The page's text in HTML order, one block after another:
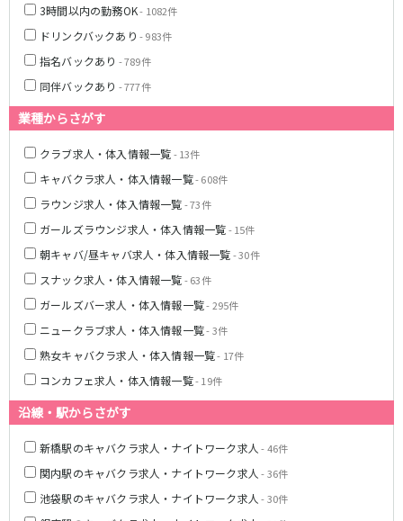
3時間以内の勤務OK- 1082件
ドリンクバックあり - 983件
指名バックあり - 789件
同伴バックあり - 777件
業種からさがす
クラブ求人・体入情報一覧- 13件
キャバクラ求人・体入情報一覧- 608件
ラウンジ求人・体入情報一覧- 73件
ガールズラウンジ求人・体入情報一覧- 15件
朝キャバ/昼キャバ求人・体入情報一覧- 30件
スナック求人・体入情報一覧- 63件
ガールズバー求人・体入情報一覧- 295件
ニュークラブ求人・体入情報一覧- 3件
熟女キャバクラ求人・体入情報一覧- 17件
コンカフェ求人・体入情報一覧- 19件
沿線・駅からさがす
新橋駅のキャバクラ求人・ナイトワーク求人 - 46件
関内駅のキャバクラ求人・ナイトワーク求人 - 36件
池袋駅のキャバクラ求人・ナイトワーク求人 - 30件
桐生
該当求人 0 件
桜木町駅
蕨駅
浦和駅
川口駅
品川駅
北浦和駅
西川口駅
大森駅
東十条駅
王子駅
都営浅草線
浅草駅
浅草橋駅
東京メトロ銀座線
新橋駅
銀座駅
上野駅
上野広小路駅
神田駅
田原町駅
末広町駅
表参道駅
外苑前駅